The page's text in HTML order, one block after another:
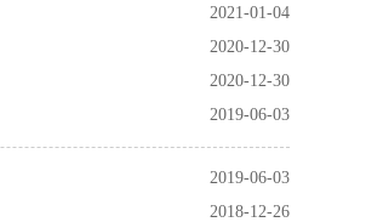
2021-01-04
2020-12-30
2020-12-30
2019-06-03
2019-06-03
2018-12-26